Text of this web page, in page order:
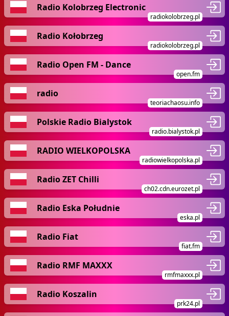
Radio Kolobrzeg Electronic
radiokolobrzeg.pl
Radio Kołobrzeg
radiokolobrzeg.pl
Radio Open FM - Dance
open.fm
radio
teoriachaosu.info
Polskie Radio Bialystok
radio.bialystok.pl
RADIO WIELKOPOLSKA
radiowielkopolska.pl
Radio ZET Chilli
ch02.cdn.eurozet.pl
Radio Eska Południe
eska.pl
Radio Fiat
fiat.fm
Radio RMF MAXXX
rmfmaxxx.pl
Radio Koszalin
prk24.pl